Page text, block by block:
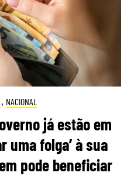
, NACIONAL
já estão em
uma folga’ à sua
pode beneficiar